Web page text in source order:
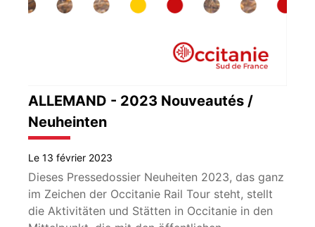
ALLEMAND - 2023 Nouveautés /
Neuheinten
Le 13 février 2023
Dieses Pressedossier Neuheiten 2023, das ganz
im Zeichen der Occitanie Rail Tour steht, stellt
die Aktivitäten und Stätten in Occitanie in den